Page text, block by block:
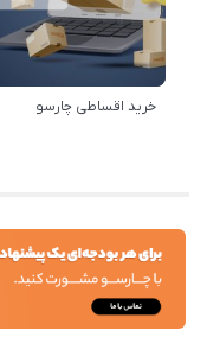
خرید اقساطی چارسو